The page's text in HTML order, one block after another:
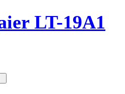
LT-19A1